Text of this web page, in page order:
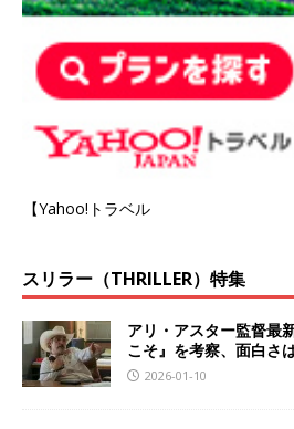
【Yahoo!トラベル
スリラー（THRILLER）特集
アリ・アスター監督最
こそ』を考察、面白さ
2026-01-10